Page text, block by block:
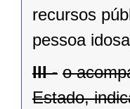
recursos
pessoa
III - o
Estado,